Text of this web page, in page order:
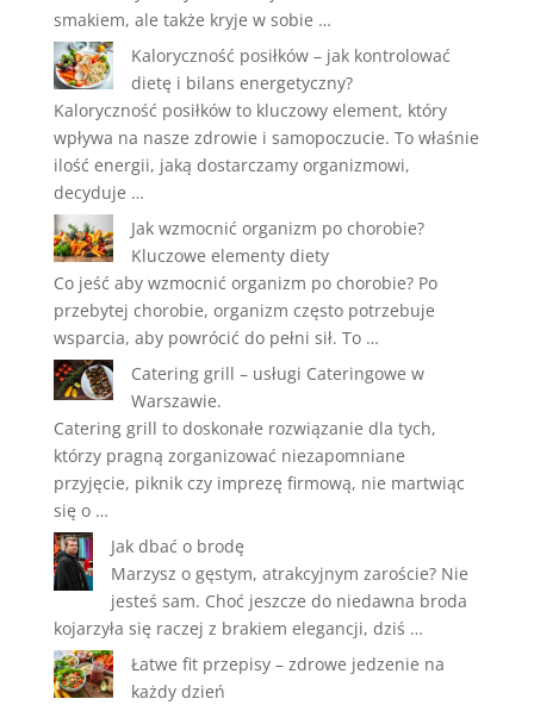
smakiem, ale także kryje w sobie …
Kaloryczność posiłków – jak kontrolować
dietę i bilans energetyczny?
Kaloryczność posiłków to kluczowy element, który
wpływa na nasze zdrowie i samopoczucie. To właśnie
ilość energii, jaką dostarczamy organizmowi,
decyduje …
Jak wzmocnić organizm po chorobie?
Kluczowe elementy diety
Co jeść aby wzmocnić organizm po chorobie? Po
przebytej chorobie, organizm często potrzebuje
wsparcia, aby powrócić do pełni sił. To …
Catering grill – usługi Cateringowe w
Warszawie.
Catering grill to doskonałe rozwiązanie dla tych,
którzy pragną zorganizować niezapomniane
przyjęcie, piknik czy imprezę firmową, nie martwiąc
się o …
Jak dbać o brodę
Marzysz o gęstym, atrakcyjnym zaroście? Nie
jesteś sam. Choć jeszcze do niedawna broda
kojarzyła się raczej z brakiem elegancji, dziś …
Łatwe fit przepisy – zdrowe jedzenie na
każdy dzień